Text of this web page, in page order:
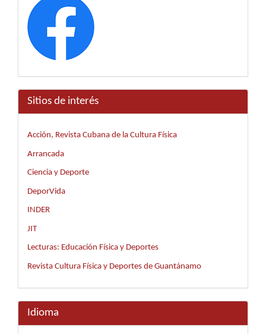
Sitios de interés
Acción, Revista Cubana de la Cultura Física
Arrancada
Ciencia y Deporte
DeporVida
INDER
JIT
Lecturas: Educación Física y Deportes
Revista Cultura Física y Deportes de Guantánamo
Idioma